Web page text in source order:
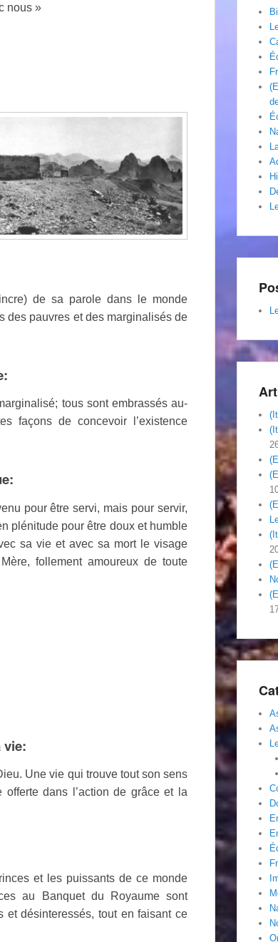
nous »
de sa parole dans le monde
des pauvres et des marginalisés de
tous sont embrassés au-
façons de concevoir l’existence
pour être servi, mais pour servir,
plénitude pour être doux et humble
sa vie et avec sa mort le visage
follement amoureux de toute
vie:
Une vie qui trouve tout son sens
dans l’action de grâce et la
et les puissants de ce monde
au Banquet du Royaume sont
et désinteressés, tout en faisant ce